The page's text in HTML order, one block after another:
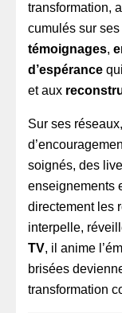
transformation,
cumulés sur
témoignages,
d’espérance
et aux
Sur ses
soignés, des
enseignements
directement les
interpelle,
TV, il anime
brisées
transformation